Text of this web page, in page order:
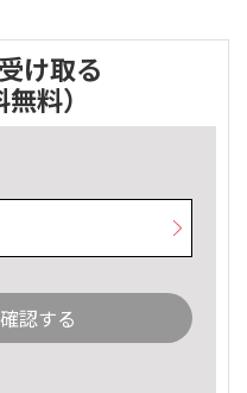
け取る
無料）
認する